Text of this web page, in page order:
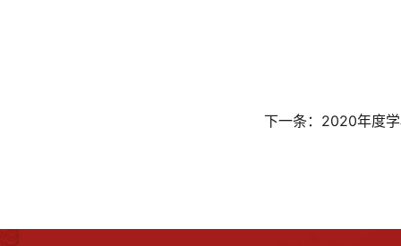
下一条： 2020年度